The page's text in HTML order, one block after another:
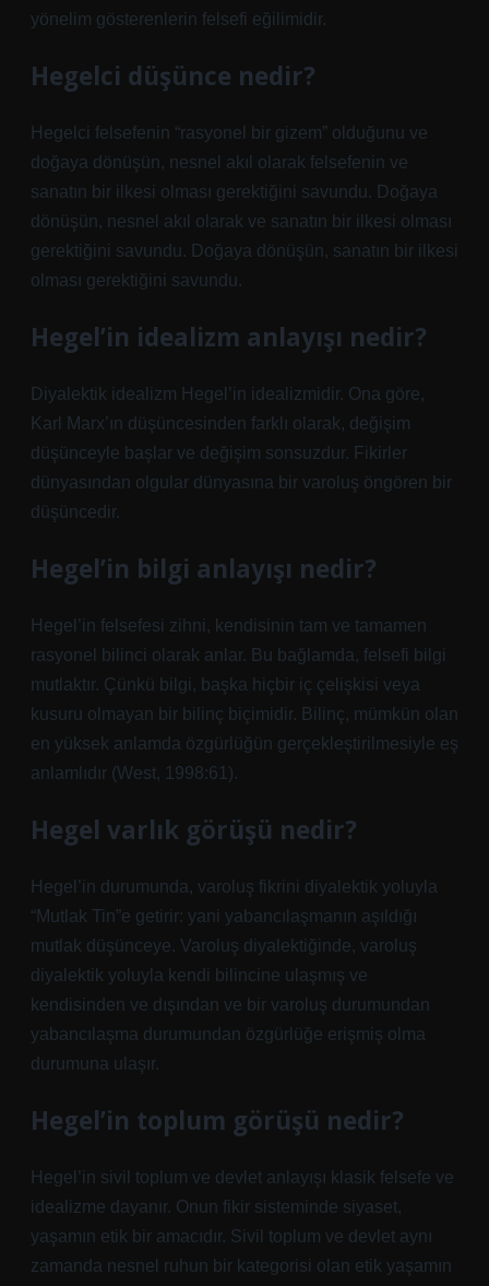
yönelim gösterenlerin felsefi eğilimidir.
Hegelci düşünce nedir?
Hegelci felsefenin “rasyonel bir gizem” olduğunu ve
doğaya dönüşün, nesnel akıl olarak felsefenin ve
sanatın bir ilkesi olması gerektiğini savundu. Doğaya
dönüşün, nesnel akıl olarak ve sanatın bir ilkesi olması
gerektiğini savundu. Doğaya dönüşün, sanatın bir ilkesi
olması gerektiğini savundu.
Hegel’in idealizm anlayışı nedir?
Diyalektik idealizm Hegel’in idealizmidir. Ona göre,
Karl Marx’ın düşüncesinden farklı olarak, değişim
düşünceyle başlar ve değişim sonsuzdur. Fikirler
dünyasından olgular dünyasına bir varoluş öngören bir
düşüncedir.
Hegel’in bilgi anlayışı nedir?
Hegel’in felsefesi zihni, kendisinin tam ve tamamen
rasyonel bilinci olarak anlar. Bu bağlamda, felsefi bilgi
mutlaktır. Çünkü bilgi, başka hiçbir iç çelişkisi veya
kusuru olmayan bir bilinç biçimidir. Bilinç, mümkün olan
en yüksek anlamda özgürlüğün gerçekleştirilmesiyle eş
anlamlıdır (West, 1998:61).
Hegel varlık görüşü nedir?
Hegel’in durumunda, varoluş fikrini diyalektik yoluyla
“Mutlak Tin”e getirir: yani yabancılaşmanın aşıldığı
mutlak düşünceye. Varoluş diyalektiğinde, varoluş
diyalektik yoluyla kendi bilincine ulaşmış ve
kendisinden ve dışından ve bir varoluş durumundan
yabancılaşma durumundan özgürlüğe erişmiş olma
durumuna ulaşır.
Hegel’in toplum görüşü nedir?
Hegel’in sivil toplum ve devlet anlayışı klasik felsefe ve
idealizme dayanır. Onun fikir sisteminde siyaset,
yaşamın etik bir amacıdır. Sivil toplum ve devlet aynı
zamanda nesnel ruhun bir kategorisi olan etik yaşamın